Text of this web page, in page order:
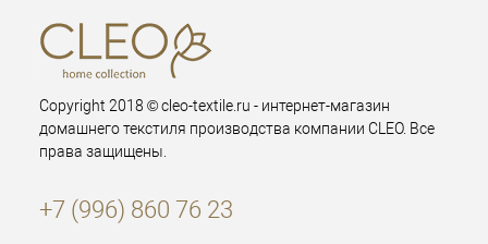
Copyright 2018 © cleo-textile.ru - интернет-магазин
домашнего текстиля производства компании CLEO. Все
права защищены.
+7 (996) 860 76 23